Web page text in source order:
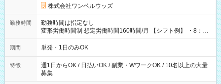
株式会社ワンベルウッズ
勤務時間
勤務時間は指定なし
変形労働時間制 想定労働時間160時間/月 【シフト例】 ・8：00
～21：00
期間 単発・1日のみOK
特徴
週1日からOK / 日払いOK / 副業・WワークOK / 10名以上の大量
募集